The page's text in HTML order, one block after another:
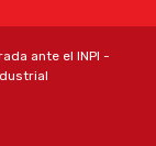
ante el INPI -